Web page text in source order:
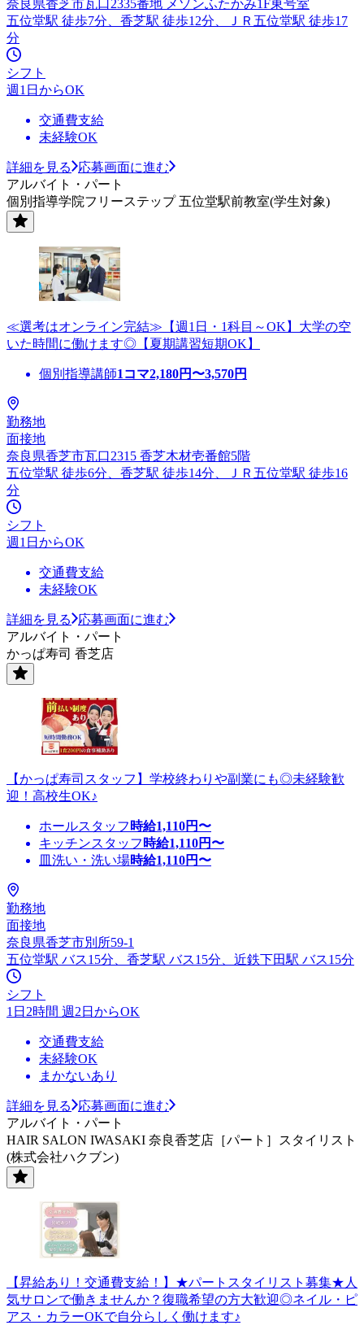
奈良県香芝市瓦口2335番地 メゾンふたかみ1F東号室
五位堂駅 徒歩7分、香芝駅 徒歩12分、ＪＲ五位堂駅 徒歩17
分
シフト
週1日からOK
交通費支給
未経験OK
詳細を見る
応募画面に進む
アルバイト・パート
個別指導学院フリーステップ 五位堂駅前教室(学生対象)
≪選考はオンライン完結≫【週1日・1科目～OK】大学の空
いた時間に働けます◎【夏期講習短期OK】
個別指導講師1コマ2,180円〜3,570円
勤務地
面接地
奈良県香芝市瓦口2315 香芝木材壱番館5階
五位堂駅 徒歩6分、香芝駅 徒歩14分、ＪＲ五位堂駅 徒歩16
分
シフト
週1日からOK
交通費支給
未経験OK
詳細を見る
応募画面に進む
アルバイト・パート
かっぱ寿司 香芝店
【かっぱ寿司スタッフ】学校終わりや副業にも◎未経験歓
迎！高校生OK♪
ホールスタッフ 時給1,110円〜
キッチンスタッフ 時給1,110円〜
皿洗い・洗い場時給1,110円〜
勤務地
面接地
奈良県香芝市別所59-1
五位堂駅 バス15分、香芝駅 バス15分、近鉄下田駅 バス15分
シフト
1日2時間 週2日からOK
交通費支給
未経験OK
まかないあり
詳細を見る
応募画面に進む
アルバイト・パート
HAIR SALON IWASAKI 奈良香芝店［パート］スタイリスト
(株式会社ハクブン)
【昇給あり！交通費支給！】★パートスタイリスト募集★人
気サロンで働きませんか？復職希望の方大歓迎◎ネイル・ピ
アス・カラーOKで自分らしく働けます♪